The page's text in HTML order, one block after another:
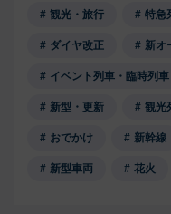
観光・旅行 特急
ダイヤ改正 新オ
イベント列車・臨時列車
新型・更新 観光
おでかけ 新幹線
新型車両 花火